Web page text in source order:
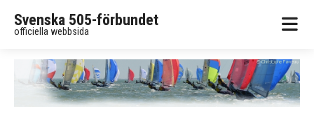
Svenska 505-förbundet
officiella webbsida